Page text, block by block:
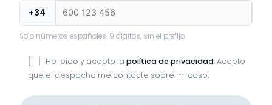
+34
Solo números españoles. 9 dígitos, sin el prefijo.
He leído y acepto la política de privacidad. Acepto
que el despacho me contacte sobre mi caso.